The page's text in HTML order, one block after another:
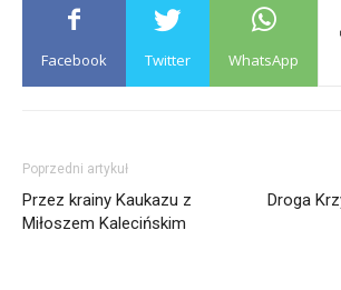
Facebook Twitter WhatsApp
Poprzedni artykuł
Przez krainy Kaukazu z
Miłoszem Kalecińskim
Droga